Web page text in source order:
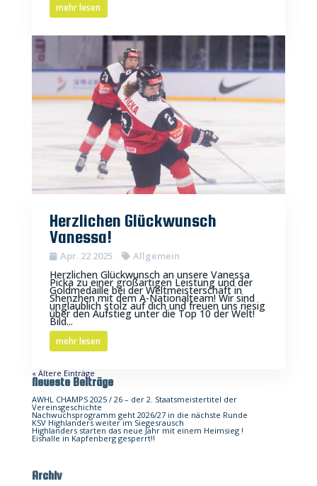
mehr lesen
Herzlichen Glückwunsch
Vanessa!
Apr. 22 2025 Allgemein
Herzlichen Glückwunsch an unsere Vanessa
Picka zu einer großartigen Leistung und der
Goldmedaille bei der Weltmeisterschaft in
Shenzhen mit dem A-Nationalteam! Wir sind
unglaublich stolz auf dich und freuen uns riesig
über den Aufstieg unter die Top 10 der Welt!
Bild...
mehr lesen
« Ältere Einträge
Neueste Beiträge
AWHL CHAMPS 2025 / 26 – der 2. Staatsmeistertitel der
Vereinsgeschichte
Nachwuchsprogramm geht 2026/27 in die nächste Runde
KSV Highlanders weiter im Siegesrausch
Highlanders starten das neue Jahr mit einem Heimsieg !
Eishalle in Kapfenberg gesperrt!!
Archiv